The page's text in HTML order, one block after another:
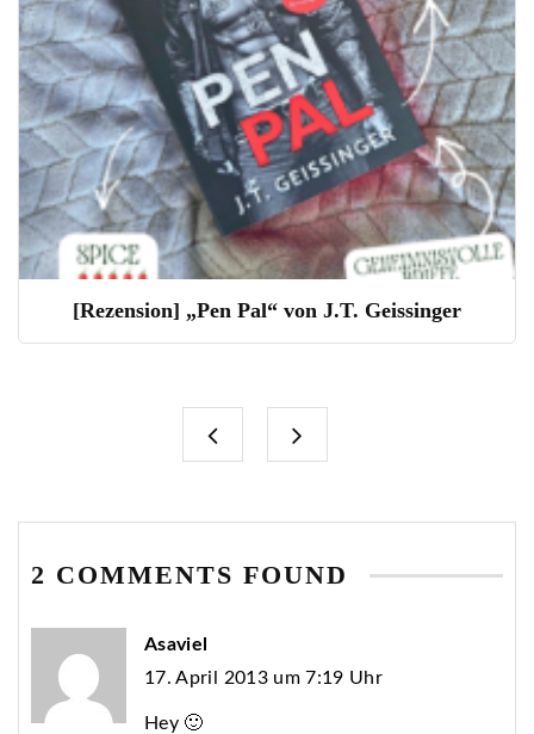
[Rezension] „Pen Pal“ von J.T. Geissinger
2 COMMENTS FOUND
Asaviel
17. April 2013 um 7:19 Uhr
Hey 🙂